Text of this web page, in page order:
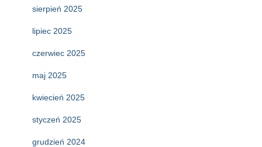
sierpień 2025
lipiec 2025
czerwiec 2025
maj 2025
kwiecień 2025
styczeń 2025
grudzień 2024